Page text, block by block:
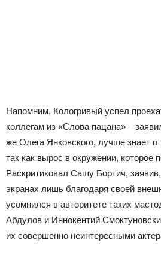
Напомним, Кологривый успел
коллегам из «Слова пацана» –
же Олега Янковского, лучше знает о
так как вырос в окружении, которое
Раскритиковал Сашу Бортич,
экранах лишь благодаря своей
усомнился в авторитете таких
Абдулов и Иннокентий
их совершенно неинтересными